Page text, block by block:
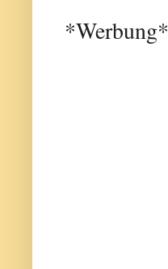
*Werbung*